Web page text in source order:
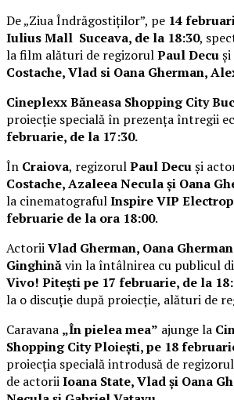
De „Ziua Îndrăgostiților”, pe 14
Iulius Mall Suceava, de la 18:30,
la film alături de regizorulPaul Decu
Costache, Vlad si Oana Gherman,
Cineplexx Băneasa Shopping City
proiecție specială în prezența întregii
februarie, de la 17:30.
În Craiova, regizorulPaul Decuși
Costache, Azaleea Necula și Oana
la cinematografulInspire VIP
februarie de la ora 18:00.
ActoriiVlad Gherman, Oana
Ginghinăvin la întâlnirea cu publicul
Vivo! Pitești pe 17 februarie, de la
la o discuție după proiecție, alături de
Caravana „În pielea mea” ajunge la
Shopping City Ploiești, pe 18
proiecția specială introdusă de regizorul
de actoriiIoana State, Vlad și Oana